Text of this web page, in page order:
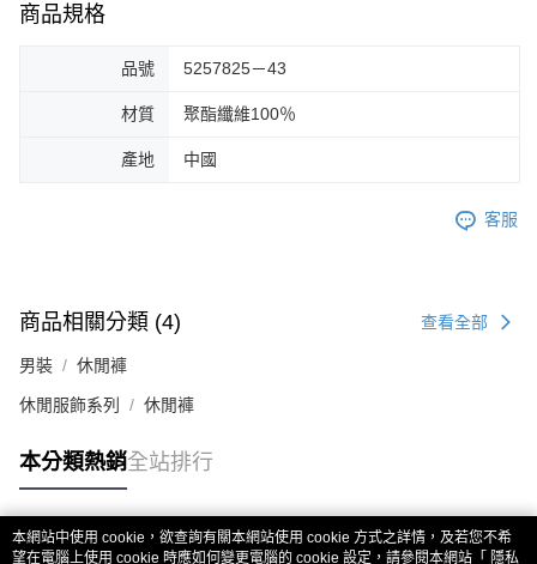
商品規格
品號 5257825－43
材質 聚酯纖維100％
產地 中國
客服
商品相關分類 (4) 查看全部
男裝 休閒褲
休閒服飾系列 休閒褲
本分類熱銷全站排行
熱門標籤
本網站中使用 cookie，欲查詢有關本網站使用 cookie 方式之詳情，及若您不希
望在電腦上使用 cookie 時應如何變更電腦的 cookie 設定，請參閱本網站「 隱私